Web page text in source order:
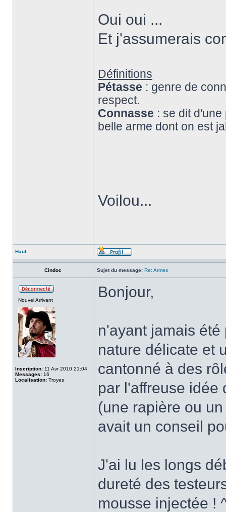
Oui oui ...
Et j'assumerais
Définitions
Pétasse : genre de
respect.
Connasse : se dit
belle arme dont on est
Voilou...
Haut
Cindoc Sujet du message: Re: Armes
Nouvel Arrivant
Inscription: 11 Avr 2010 21:04
Messages: 16
Localisation: Troyes
Bonjour,
n'ayant jamais
nature délicate et
cantonné à des
par l'affreuse idée
(une rapière ou
avait un conseil
J'ai lu les longs
dureté des
mousse injectée !